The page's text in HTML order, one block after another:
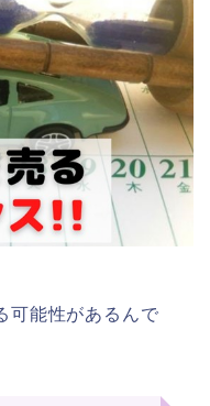
可能性があるんで